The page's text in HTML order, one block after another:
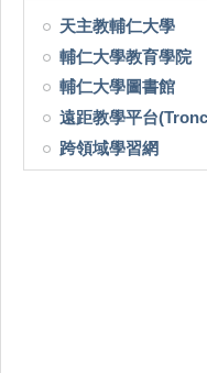
天主教輔仁大學
輔仁大學教育學院
輔仁大學圖書館
遠距教學平台
跨領域學習網